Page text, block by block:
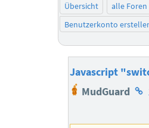
Übersicht alle Foren
Benutzerkonto
Javascript
MudGuard